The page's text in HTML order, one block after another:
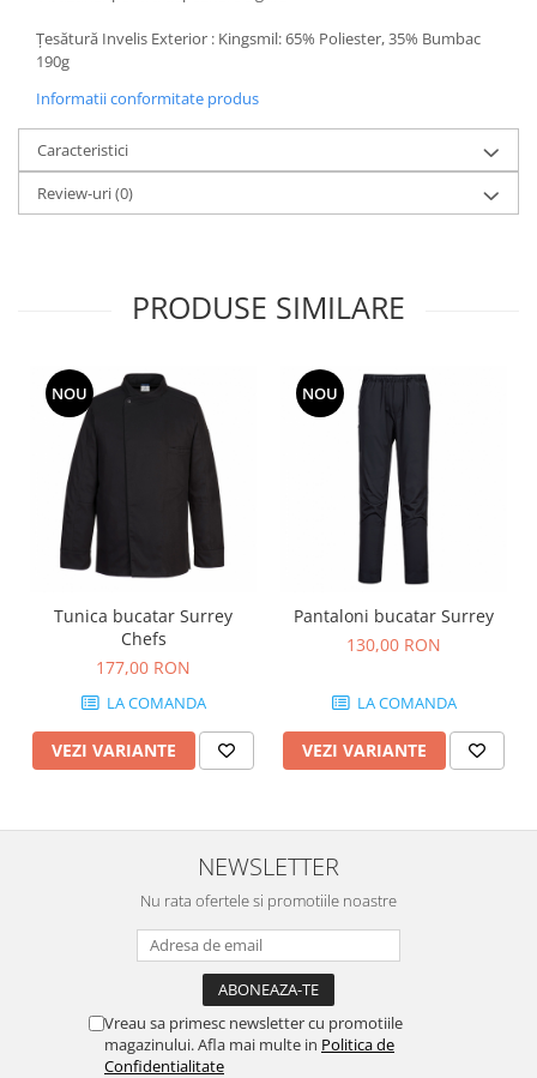
Țesătură Invelis Exterior : Kingsmil: 65% Poliester, 35% Bumbac
190g
Informatii conformitate produs
Caracteristici
Review-uri(0)
PRODUSE SIMILARE
NOU
Tunica bucatar Surrey
Chefs
177,00 RON
LA COMANDA
VEZI VARIANTE
NOU
Pantaloni bucatar Surrey
130,00 RON
LA COMANDA
VEZI VARIANTE
NEWSLETTER
Nu rata ofertele si promotiile noastre
Vreau sa primesc newsletter cu promotiile
magazinului. Afla mai multe in Politica de
Confidentialitate